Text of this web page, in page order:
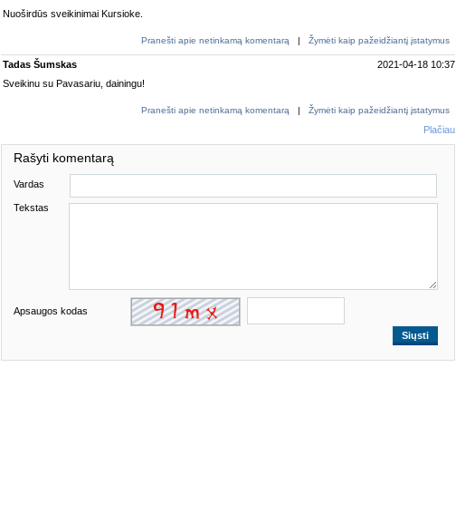
Nuoširdūs sveikinimai Kursioke.
Pranešti apie netinkamą komentarą | Žymėti kaip pažeidžiantį įstatymus
Tadas Šumskas
2021-04-18 10:37
Sveikinu su Pavasariu, dainingu!
Pranešti apie netinkamą komentarą | Žymėti kaip pažeidžiantį įstatymus
Plačiau
Rašyti komentarą
Vardas
Tekstas
Apsaugos kodas